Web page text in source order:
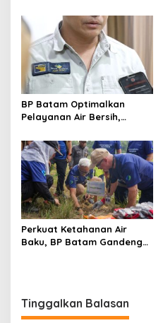
BP Batam Optimalkan
Pelayanan Air Bersih,
Gunakan Air Secara Bijak
Perkuat Ketahanan Air
Baku, BP Batam Gandeng
Tinggalkan Balasan